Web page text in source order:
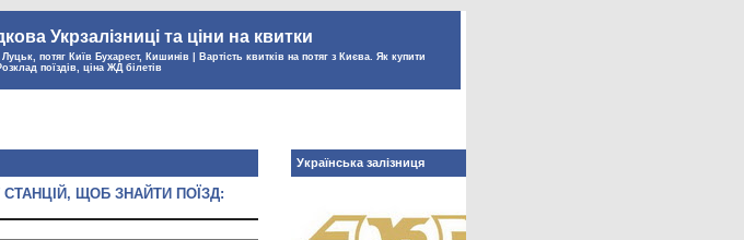
Укрзалізниці та ціни на квитки
потяг Київ Бухарест, Кишинів | Вартість квитків на потяг з Києва. Як купити
поїздів, ціна ЖД білетів
ЩОБ ЗНАЙТИ ПОЇЗД:
Українська залізниця